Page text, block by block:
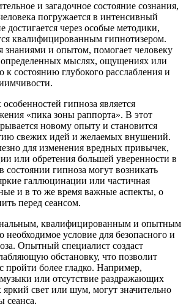
и загадочное состояние сознания,
погружается в интенсивный
достигается через особые методики,
квалифицированным гипнотизером.
знаниями и опытом, помогает человеку
определенных мыслях, ощущениях или
к состоянию глубокого расслабления и
гипноза является
«пика зоны раппорта». В этот
новому опыту и становится
свежих идей и желаемых внушений.
для изменения вредных привычек,
или обретения большей уверенности в
состоянии гипноза могут возникать
галлюцинации или частичная
и в то же время важные аспекты, о
перед сеансом.
квалифицированным и опытным
условие для безопасного и
Опытный специалист создаст
обстановку, что позволит
пройти более гладко. Например,
или отсутствие раздражающих
яркий свет или шум, могут значительно
сеанса.